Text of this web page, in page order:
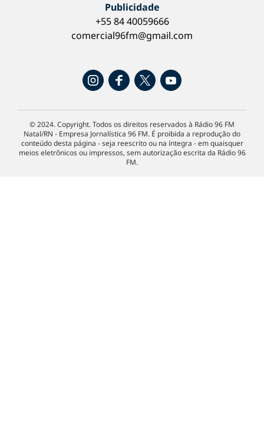
Publicidade
+55 84 40059666
comercial96fm@gmail.com
© 2024. Copyright. Todos os direitos reservados à Rádio 96 FM
Natal/RN - Empresa Jornalística 96 FM. É proibida a reprodução do
conteúdo desta página - seja reescrito ou na íntegra - em quaisquer
meios eletrônicos ou impressos, sem autorização escrita da Rádio 96
FM.